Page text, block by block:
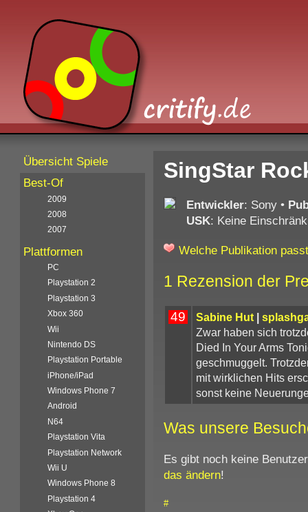
SingStar
Entwickler: Sony•
USK: Keine
Welche Publikation
1 Rezension der
49 Sabine Hut|
Zwar haben sich
Died In Your Arms
geschmuggelt.
mit wirklichen Hits
sonst keine
Was unsere
Es gibt noch keine
das ändern!
#
Übersicht Spiele
Best-Of
2009
2008
2007
Plattformen
PC
Playstation 2
Playstation 3
Xbox 360
Wii
Nintendo DS
Playstation Portable
iPhone/iPad
Windows Phone 7
Android
N64
Playstation Vita
Playstation Network
Wii U
Windows Phone 8
Playstation 4